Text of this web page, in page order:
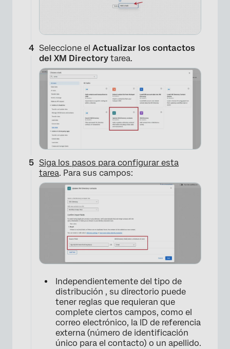
×
Seleccione el Actualizar los contactos
del XM Directory tarea.
Siga los pasos para configurar esta
tarea. Para sus campos:
Independientemente del tipo de
distribución , su directorio puede
tener reglas que requieran que
complete ciertos campos, como el
correo electrónico, la ID de referencia
externa (número de identificación
único para el contacto) o un apellido.